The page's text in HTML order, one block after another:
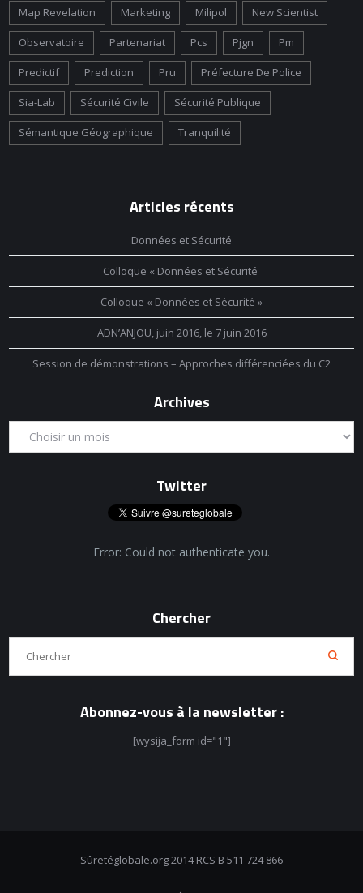
Map Revelation Marketing Milipol New Scientist
Observatoire Partenariat Pcs Pjgn Pm
Predictif Prediction Pru Préfecture De Police
Sia-Lab Sécurité Civile Sécurité Publique
Sémantique Géographique Tranquilité
Articles récents
Données et Sécurité
Colloque « Données et Sécurité
Colloque « Données et Sécurité »
ADN’ANJOU, juin 2016, le 7 juin 2016
Session de démonstrations – Approches différenciées du C2
Archives
Twitter
Error: Could not authenticate you.
Chercher
Abonnez-vous à la newsletter :
[wysija_form id="1"]
Sûretéglobale.org 2014 RCS B 511 724 866